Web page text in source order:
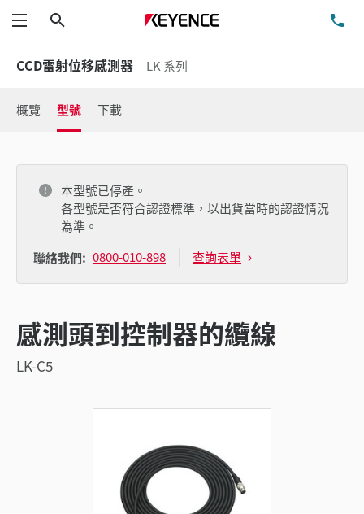
功能表
CCD雷射位移感測器 LK 系列
概覽 型號 下載
本型號已停產。
各型號是否符合認證標準，以出貨當時的認證情況
為準。
聯絡我們: 0800-010-898 查詢表單
感測頭到控制器的纜線
LK-C5